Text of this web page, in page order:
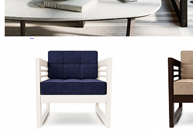
Столы круглые из массива
Столы овальные из массива
Столы прямоугольные из массива
Стулья
Стулья барные и столы барные
Сундуки
Табуреты
Шкафы для посуды
Шкаф 1-но створчатый для посуды
Шкаф 2-х створчатый для посуды
Шкаф 3-х створчатый для посуды
Шкаф 4-х створчатый для посуды